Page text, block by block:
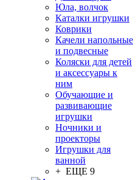
Юла, волчок
Каталки игрушки
Коврики
Качели напольные
и подвесные
Коляски для детей
и аксессуары к
ним
Обучающие и
развивающие
игрушки
Ночники и
проекторы
Игрушки для
ванной
+ ЕЩЕ 9